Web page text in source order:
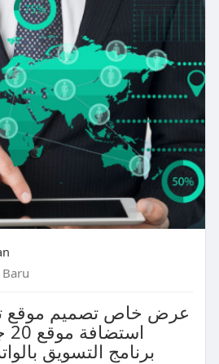
Baru
عرض خاص تصميم موقع
برنامج التسويق